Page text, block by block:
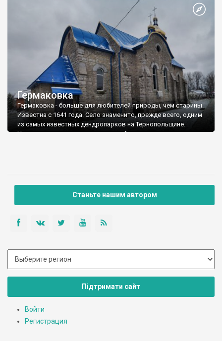
Гермаковка
Гермаковка - больше для любителей природы, чем старины.
Известна с 1641 года. Село знаменито, прежде всего, одним
из самых известных дендропарков на Тернопольщине.
Начало ему положил еще в австрийские времена владелец
Станьте нашим автором
Підтримати сайт
Войти
Регистрация